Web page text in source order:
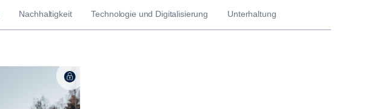
Nachhaltigkeit Technologie und Digitalisierung Unterhaltung